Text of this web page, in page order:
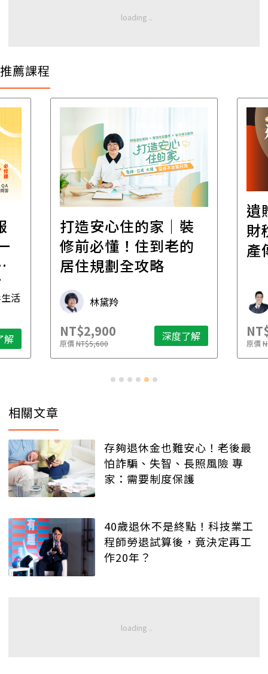
推薦課程
活
解
打造安心住的家｜裝
修前必懂！住到老的
居住規劃全攻略
林黛羚
NT$2,900
原價NT$5,600 深度了解
遺
財
產
原價
相關文章
存夠退休金也難安心！老後最
怕詐騙、失智、長照風險 專
家：需要制度保護
40歲退休不是終點！科技業工
程師勞退試算後，竟決定再工
作20年？